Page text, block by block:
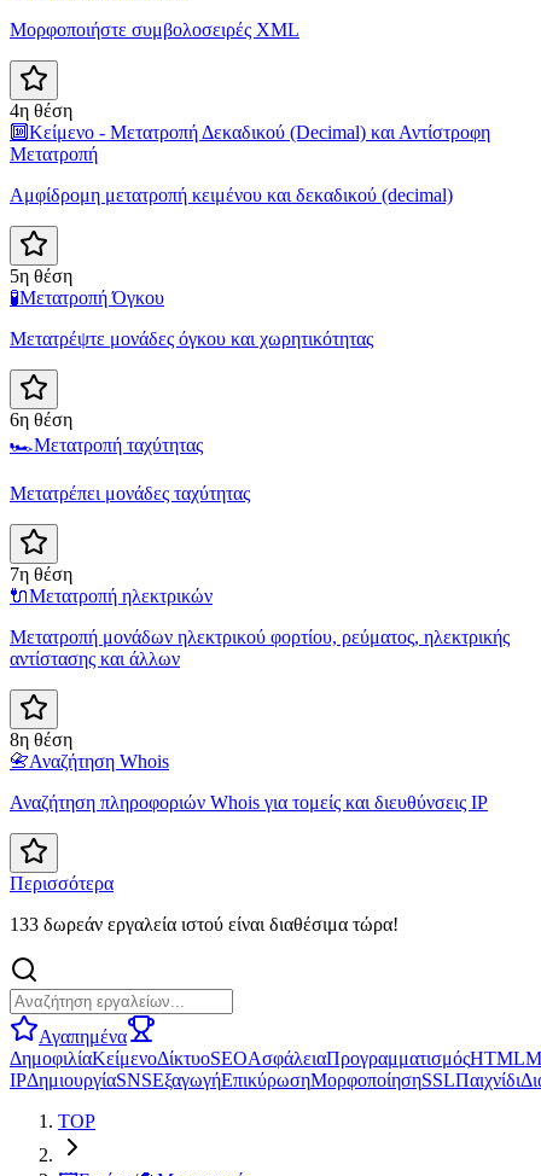
Μορφοποιήστε συμβολοσειρές XML
4η θέση
🔟Κείμενο - Μετατροπή Δεκαδικού (Decimal) και Αντίστροφη
Μετατροπή
Αμφίδρομη μετατροπή κειμένου και δεκαδικού (decimal)
5η θέση
🧪Μετατροπή Όγκου
Μετατρέψτε μονάδες όγκου και χωρητικότητας
6η θέση
🏎️Μετατροπή ταχύτητας
Μετατρέπει μονάδες ταχύτητας
7η θέση
🔌Μετατροπή ηλεκτρικών
Μετατροπή μονάδων ηλεκτρικού φορτίου, ρεύματος, ηλεκτρικής
αντίστασης και άλλων
8η θέση
📇Αναζήτηση Whois
Αναζήτηση πληροφοριών Whois για τομείς και διευθύνσεις IP
Περισσότερα
133 δωρεάν εργαλεία ιστού είναι διαθέσιμα τώρα!
Αγαπημένα
ΔημοφιλίαΚείμενοΔίκτυοSEOΑσφάλειαΠρογραμματισμόςHTML
IPΔημιουργίαSNSΕξαγωγήΕπικύρωσηΜορφοποίησηSSLΠαιχνίδι
TOP